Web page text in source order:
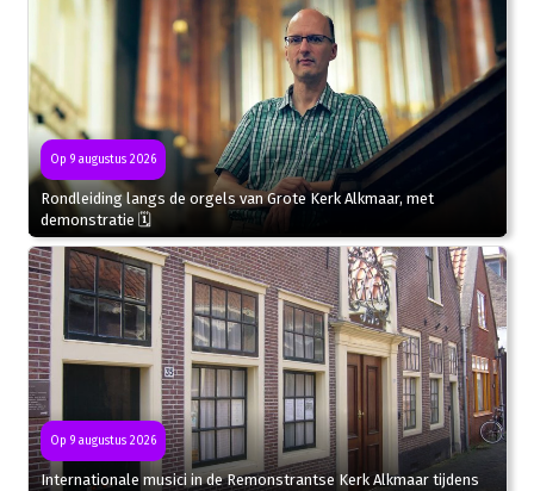
Op 9 augustus 2026
Rondleiding langs de orgels van Grote Kerk Alkmaar, met
demonstratie 🗓
Op 9 augustus 2026
Internationale musici in de Remonstrantse Kerk Alkmaar tijdens